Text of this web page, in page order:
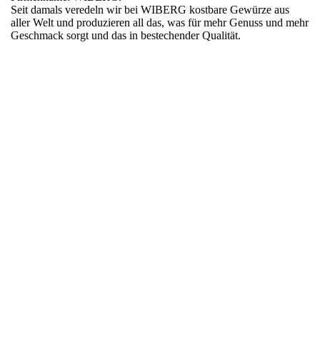
Seit damals veredeln wir bei WIBERG kostbare Gewürze aus
aller Welt und produzieren all das, was für mehr Genuss und mehr
Geschmack sorgt und das in bestechender Qualität.